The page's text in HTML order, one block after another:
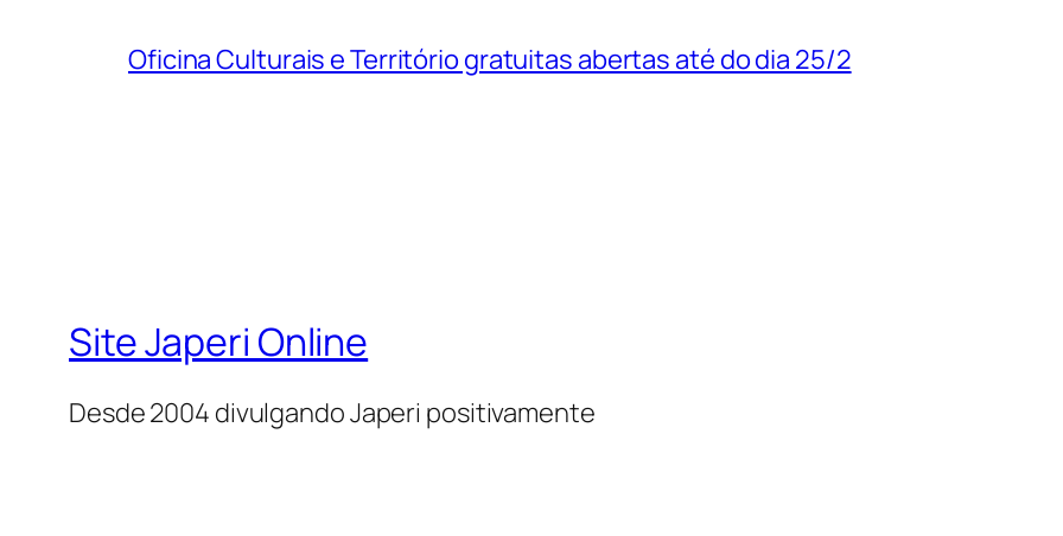
Oficina Culturais e Território gratuitas abertas até do dia 25/2
Site Japeri Online
Desde 2004 divulgando Japeri positivamente